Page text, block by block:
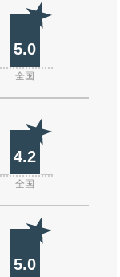
5.0
全国
4.2
全国
5.0